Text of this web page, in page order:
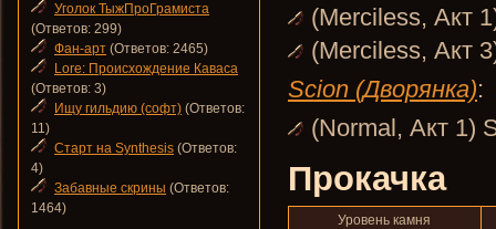
(Merciless, Акт
(Merciless, Акт
Scion (Дворянка):
(Normal, Акт 1)
Прокачка
Уровень камня
Уголок ТыжПроГрамиста
(Ответов: 299)
Фан-арт (Ответов: 2465)
Lore: Происхождение Каваса
(Ответов: 3)
Ищу гильдию (софт) (Ответов:
11)
Старт на Synthesis (Ответов:
4)
Забавные скрины (Ответов:
1464)